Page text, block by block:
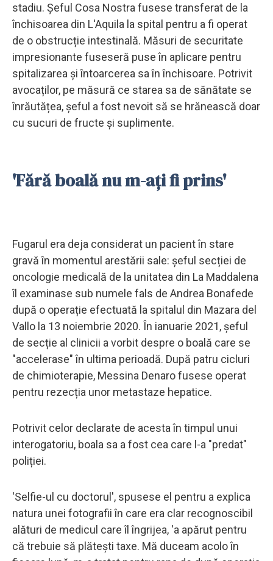
stadiu. Șeful Cosa Nostra fusese transferat de la
închisoarea din L'Aquila la spital pentru a fi operat
de o obstrucție intestinală. Măsuri de securitate
impresionante fuseseră puse în aplicare pentru
spitalizarea și întoarcerea sa în închisoare. Potrivit
avocaților, pe măsură ce starea sa de sănătate se
înrăutățea, șeful a fost nevoit să se hrănească doar
cu sucuri de fructe și suplimente.
'Fără boală nu m-ați fi prins'
Fugarul era deja considerat un pacient în stare
gravă în momentul arestării sale: șeful secției de
oncologie medicală de la unitatea din La Maddalena
îl examinase sub numele fals de Andrea Bonafede
după o operație efectuată la spitalul din Mazara del
Vallo la 13 noiembrie 2020. În ianuarie 2021, șeful
de secție al clinicii a vorbit despre o boală care se
"accelerase" în ultima perioadă. După patru cicluri
de chimioterapie, Messina Denaro fusese operat
pentru rezecția unor metastaze hepatice.
Potrivit celor declarate de acesta în timpul unui
interogatoriu, boala sa a fost cea care l-a "predat"
poliției.
'Selfie-ul cu doctorul', spusese el pentru a explica
natura unei fotografii în care era clar recognoscibil
alături de medicul care îl îngrijea, 'a apărut pentru
că trebuie să plătești taxe. Mă duceam acolo în